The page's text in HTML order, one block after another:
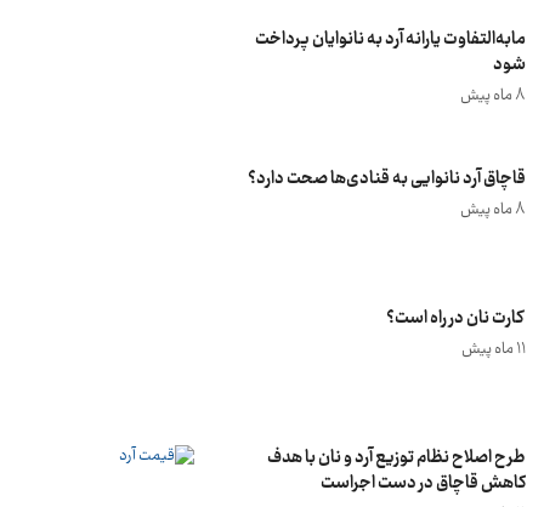
مابه‌التفاوت یارانه آرد به نانوایان پرداخت
شود
8 ماه پیش
قاچاق آرد نانوایی به قنادی‌ها صحت دارد؟
8 ماه پیش
کارت نان در راه است؟
11 ماه پیش
طرح اصلاح نظام توزیع آرد و نان با هدف
کاهش قاچاق در دست اجراست